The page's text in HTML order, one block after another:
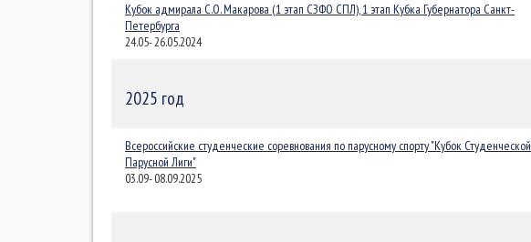
Кубок адмирала С.О. Макарова (1 этап СЗФО СПЛ), 1 этап Кубка Губернатора Санкт-
Петербурга
24.05- 26.05.2024
2025 год
Всероссийские студенческие соревнования по парусному спорту "Кубок Студенческой
Парусной Лиги"
03.09- 08.09.2025